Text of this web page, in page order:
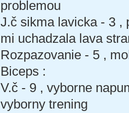
problemou
J.č sikma lavicka - 3 ,
mi uchadzala lava
Rozpazovanie - 5 ,
Biceps :
V.č - 9 , vyborne
vyborny trening